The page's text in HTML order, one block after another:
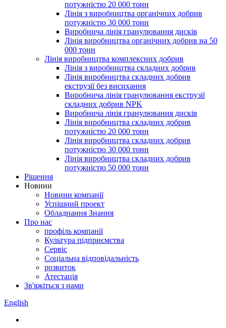
потужністю 20 000 тонн
Лінія з виробництва органічних добрив
потужністю 30 000 тонн
Виробнича лінія гранулювання дисків
Лінія виробництва органічних добрив на 50
000 тонн
Лінія виробництва комплексних добрив
Лінія з виробництва складних добрив
Лінія виробництва складних добрив
екструзії без висихання
Виробнича лінія гранулювання екструзії
складних добрив NPK
Виробнича лінія гранулювання дисків
Лінія виробництва складних добрив
потужністю 20 000 тонн
Лінія виробництва складних добрив
потужністю 30 000 тонн
Лінія виробництва складних добрив
потужністю 50 000 тонн
Рішення
Новини
Новини компанії
Успішний проект
Обладнання Знання
Про нас
профіль компанії
Культура підприємства
Сервіс
Соціальна відповідальність
розвиток
Атестація
Зв'яжіться з нами
English